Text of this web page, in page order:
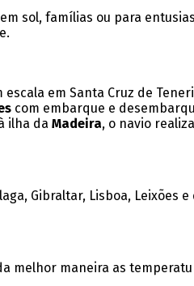
sol, famílias ou para
escala em Santa Cruz de
com embarque e
ilha da Madeira, o navio
Gibraltar, Lisboa, Leixões e
melhor maneira as